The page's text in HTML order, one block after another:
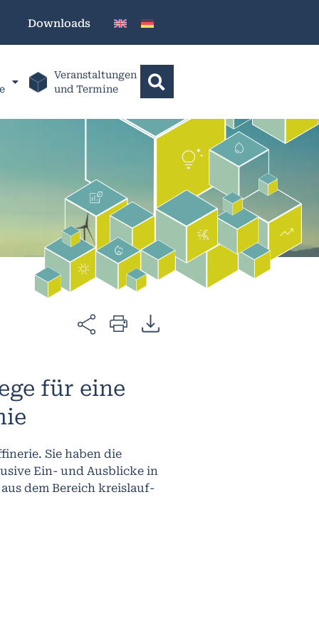
Downloads
Veranstaltungen
und Termine
für eine
Sie haben die
Ein- und Ausblicke in
dem Bereich kreislauf-